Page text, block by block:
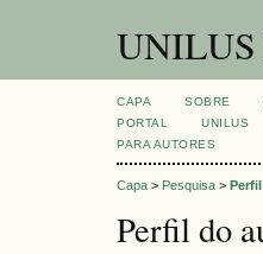
UNILUS
CAPA SOBRE
PORTAL
UNILUS
PARA AUTORES
Capa > Pesquisa >
Perfil do